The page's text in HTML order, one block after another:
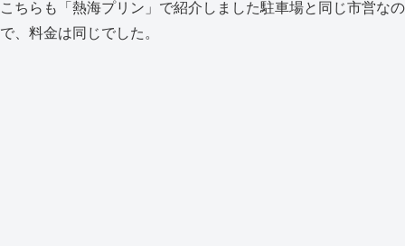
こちらも「熱海プリン」で紹介しました駐車場と同じ市営なの
で、料金は同じでした。